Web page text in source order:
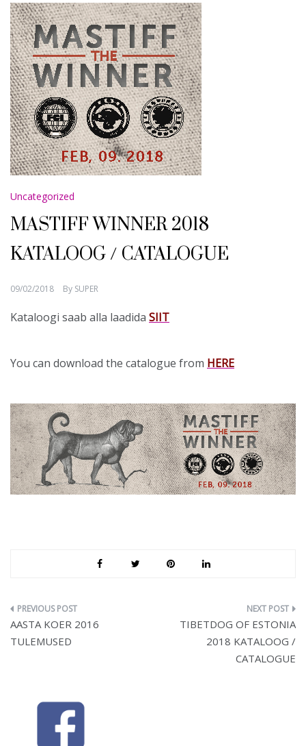
Uncategorized
MASTIFF WINNER 2018
KATALOOG / CATALOGUE
09/02/2018 By SUPER
Kataloogi saab alla laadida SIIT
You can download the catalogue from HERE
Navigeerimine
AASTA KOER 2016
TULEMUSED
TIBETDOG OF ESTONIA
2018 KATALOOG /
CATALOGUE